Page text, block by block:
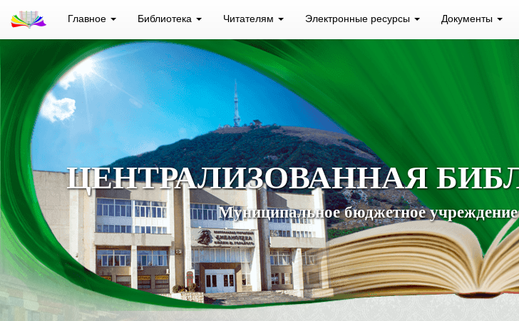
Главное Библиотека Читателям Электронные ресурсы Документы
ЦЕНТРАЛИЗОВАННАЯ
Муниципальное бюджетное